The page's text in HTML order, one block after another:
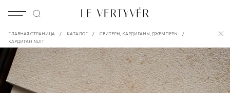
ГЛАВНАЯ СТРАНИЦА / КАТАЛОГ / СВИТЕРЫ, КАРДИГАНЫ, ДЖЕМПЕРЫ /
КАРДИГАН NUIT